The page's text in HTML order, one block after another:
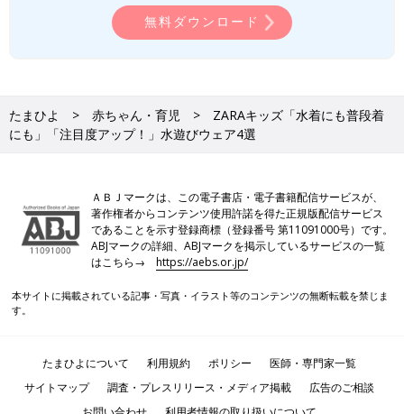
無料ダウンロード
たまひよ 赤ちゃん・育児
ZARAキッズ「水着にも普段着
にも」「注目度アップ！」水遊びウェア4選
ＡＢＪマークは、この電子書店・電子書籍配信サービスが、
著作権者からコンテンツ使用許諾を得た正規版配信サービス
であることを示す登録商標（登録番号 第11091000号）です。
ABJマークの詳細、ABJマークを掲示しているサービスの一覧
はこちら→https://aebs.or.jp/
本サイトに掲載されている記事・写真・イラスト等のコンテンツの無断転載を禁じま
す。
たまひよについて 利用規約 ポリシー
医師・専門家一覧
サイトマップ
調査・プレスリリース・メディア掲載
広告のご相談